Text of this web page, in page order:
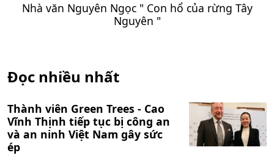
Nhà văn Nguyên Ngọc " Con hổ của rừng Tây
Nguyên "
Đọc nhiều nhất
Thành viên Green Trees - Cao
Vĩnh Thịnh tiếp tục bị công an
và an ninh Việt Nam gây sức
ép